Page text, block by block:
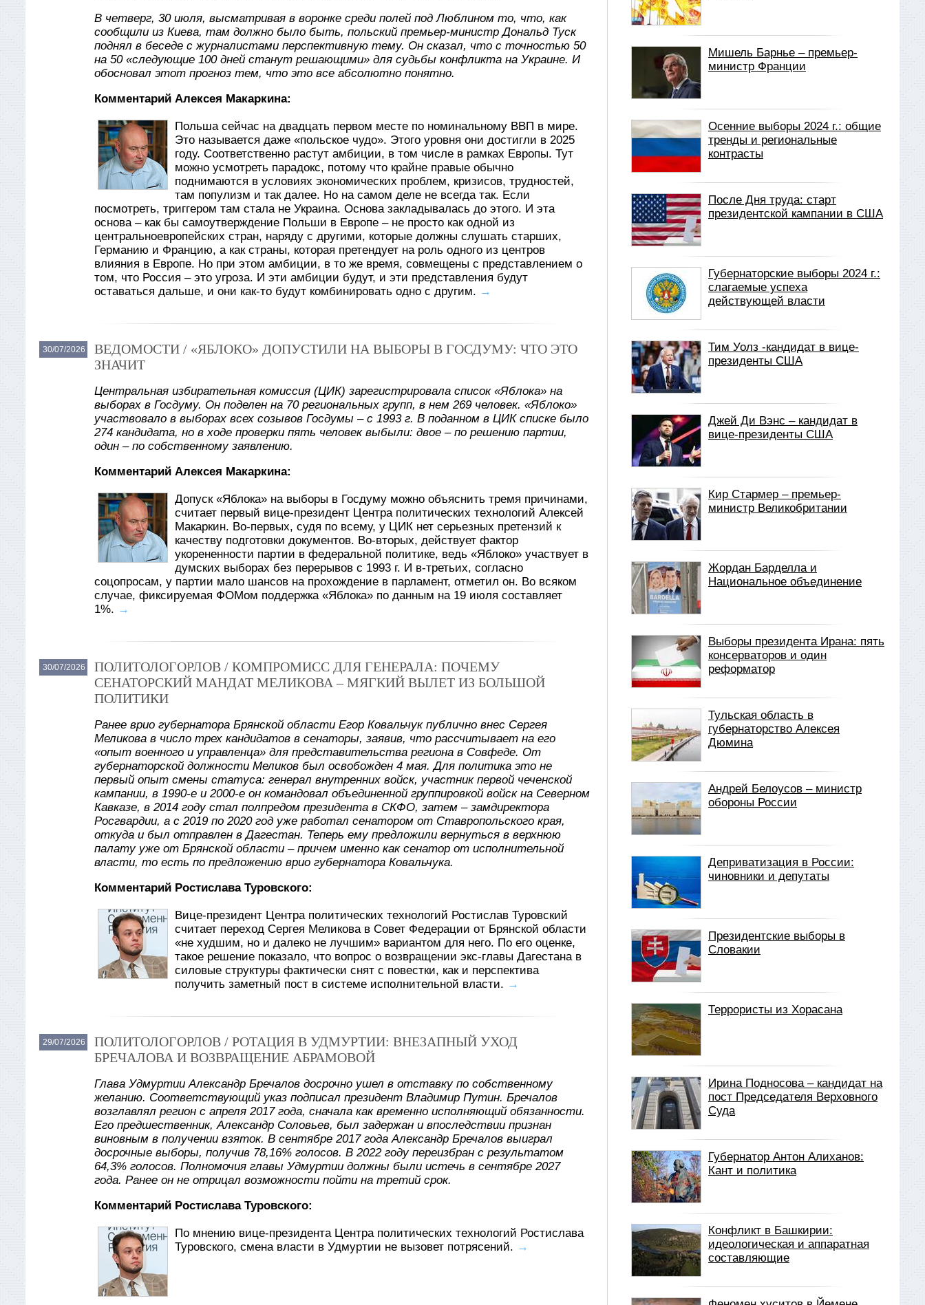
В четверг, 30 июля, высматривая в воронке среди полей под Люблином то, что, как
сообщили из Киева, там должно было быть, польский премьер-министр Дональд Туск
поднял в беседе с журналистами перспективную тему. Он сказал, что с точностью 50
на 50 «следующие 100 дней станут решающими» для судьбы конфликта на Украине. И
обосновал этот прогноз тем, что это все абсолютно понятно.
Комментарий Алексея Макаркина:
Польша сейчас на двадцать первом месте по номинальному ВВП в мире.
Это называется даже «польское чудо». Этого уровня они достигли в 2025
году. Соответственно растут амбиции, в том числе в рамках Европы. Тут
можно усмотреть парадокс, потому что крайне правые обычно
поднимаются в условиях экономических проблем, кризисов, трудностей,
там популизм и так далее. Но на самом деле не всегда так. Если
посмотреть, триггером там стала не Украина. Основа закладывалась до этого. И эта
основа – как бы самоутверждение Польши в Европе – не просто как одной из
центральноевропейских стран, наряду с другими, которые должны слушать старших,
Германию и Францию, а как страны, которая претендует на роль одного из центров
влияния в Европе. Но при этом амбиции, в то же время, совмещены с представлением о
том, что Россия – это угроза. И эти амбиции будут, и эти представления будут
оставаться дальше, и они как-то будут комбинировать одно с другим. →
30/07/2026
ВЕДОМОСТИ / «ЯБЛОКО» ДОПУСТИЛИ НА ВЫБОРЫ В ГОСДУМУ: ЧТО ЭТО
ЗНАЧИТ
Центральная избирательная комиссия (ЦИК) зарегистрировала список «Яблока» на
выборах в Госдуму. Он поделен на 70 региональных групп, в нем 269 человек. «Яблоко»
участвовало в выборах всех созывов Госдумы – с 1993 г. В поданном в ЦИК списке было
274 кандидата, но в ходе проверки пять человек выбыли: двое – по решению партии,
один – по собственному заявлению.
Комментарий Алексея Макаркина:
Допуск «Яблока» на выборы в Госдуму можно объяснить тремя причинами,
считает первый вице-президент Центра политических технологий Алексей
Макаркин. Во-первых, судя по всему, у ЦИК нет серьезных претензий к
качеству подготовки документов. Во-вторых, действует фактор
укорененности партии в федеральной политике, ведь «Яблоко» участвует в
думских выборах без перерывов с 1993 г. И в-третьих, согласно
соцопросам, у партии мало шансов на прохождение в парламент, отметил он. Во всяком
случае, фиксируемая ФОМом поддержка «Яблока» по данным на 19 июля составляет
1%. →
30/07/2026
ПОЛИТОЛОГОРЛОВ / КОМПРОМИСС ДЛЯ ГЕНЕРАЛА: ПОЧЕМУ
СЕНАТОРСКИЙ МАНДАТ МЕЛИКОВА – МЯГКИЙ ВЫЛЕТ ИЗ БОЛЬШОЙ
ПОЛИТИКИ
Ранее врио губернатора Брянской области Егор Ковальчук публично внес Сергея
Меликова в число трех кандидатов в сенаторы, заявив, что рассчитывает на его
«опыт военного и управленца» для представительства региона в Совфеде. От
губернаторской должности Меликов был освобожден 4 мая. Для политика это не
первый опыт смены статуса: генерал внутренних войск, участник первой чеченской
кампании, в 1990-е и 2000-е он командовал объединенной группировкой войск на Северном
Кавказе, в 2014 году стал полпредом президента в СКФО, затем – замдиректора
Росгвардии, а с 2019 по 2020 год уже работал сенатором от Ставропольского края,
откуда и был отправлен в Дагестан. Теперь ему предложили вернуться в верхнюю
палату уже от Брянской области – причем именно как сенатор от исполнительной
власти, то есть по предложению врио губернатора Ковальчука.
Комментарий Ростислава Туровского:
Вице-президент Центра политических технологий Ростислав Туровский
считает переход Сергея Меликова в Совет Федерации от Брянской области
«не худшим, но и далеко не лучшим» вариантом для него. По его оценке,
такое решение показало, что вопрос о возвращении экс-главы Дагестана в
силовые структуры фактически снят с повестки, как и перспектива
получить заметный пост в системе исполнительной власти. →
29/07/2026
ПОЛИТОЛОГОРЛОВ / РОТАЦИЯ В УДМУРТИИ: ВНЕЗАПНЫЙ УХОД
БРЕЧАЛОВА И ВОЗВРАЩЕНИЕ АБРАМОВОЙ
Глава Удмуртии Александр Бречалов досрочно ушел в отставку по собственному
желанию. Соответствующий указ подписал президент Владимир Путин. Бречалов
возглавлял регион с апреля 2017 года, сначала как временно исполняющий обязанности.
Его предшественник, Александр Соловьев, был задержан и впоследствии признан
виновным в получении взяток. В сентябре 2017 года Александр Бречалов выиграл
досрочные выборы, получив 78,16% голосов. В 2022 году переизбран с результатом
64,3% голосов. Полномочия главы Удмуртии должны были истечь в сентябре 2027
года. Ранее он не отрицал возможности пойти на третий срок.
Комментарий Ростислава Туровского:
По мнению вице-президента Центра политических технологий Ростислава
Туровского, смена власти в Удмуртии не вызовет потрясений. →
Мишель Барнье – премьер-
министр Франции
Осенние выборы 2024 г.: общие
тренды и региональные
контрасты
После Дня труда: старт
президентской кампании в США
Губернаторские выборы 2024 г.:
слагаемые успеха
действующей власти
Тим Уолз -кандидат в вице-
президенты США
Джей Ди Вэнс – кандидат в
вице-президенты США
Кир Стармер – премьер-
министр Великобритании
Жордан Барделла и
Национальное объединение
Выборы президента Ирана: пять
консерваторов и один
реформатор
Тульская область в
губернаторство Алексея
Дюмина
Андрей Белоусов – министр
обороны России
Деприватизация в России:
чиновники и депутаты
Президентские выборы в
Словакии
Террористы из Хорасана
Ирина Подносова – кандидат на
пост Председателя Верховного
Суда
Губернатор Антон Алиханов:
Кант и политика
Конфликт в Башкирии:
идеологическая и аппаратная
составляющие